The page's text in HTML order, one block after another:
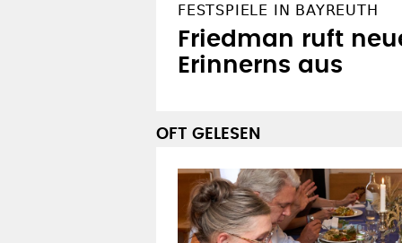
FESTSPIELE IN BAYREUTH
Friedman ruft
Erinnerns aus
OFT GELESEN